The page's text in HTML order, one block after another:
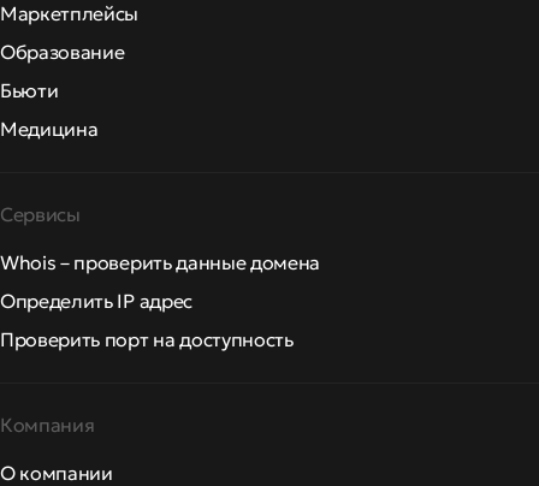
Маркетплейсы
Образование
Бьюти
Медицина
Сервисы
Whois – проверить данные домена
Определить IP адрес
Проверить порт на доступность
Компания
О компании